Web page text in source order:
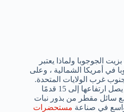
الجوجوبا ولماذا يعتبر
في أمريكا الشمالية ، وعلى
غرب الولايات المتحدة.
شجيرة نبات الجوجوبا كبيرة قد يصل ارتفاعها إلى 15 قدمًا
سائل مقطر من بذور نبات
في صناعة مستحضرات